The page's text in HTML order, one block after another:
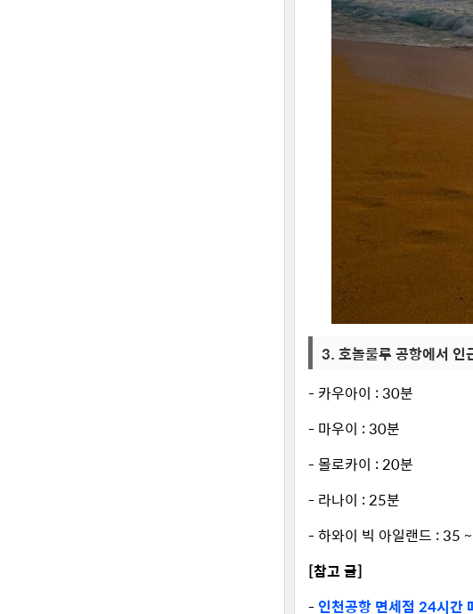
3. 호놀룰루 공항에서 인
- 카우아이 : 30분
- 마우이 : 30분
- 몰로카이 : 20분
- 라나이 : 25분
- 하와이 빅 아일랜드 : 35
[참고 글]
- 인천공항 면세점 24시간